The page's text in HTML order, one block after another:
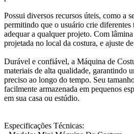
Possui diversos recursos úteis, como a
permitindo que o usuário crie diferentes
adequar a qualquer projeto. Com
projetada no local da costura, e ajuste
Durável e confiável, a Máquina de
materiais de alta qualidade, garantindo
preciso ao longo do tempo. Seu
facilmente armazenada em pequenos
em sua casa ou estúdio.
Especificações Técnicas: